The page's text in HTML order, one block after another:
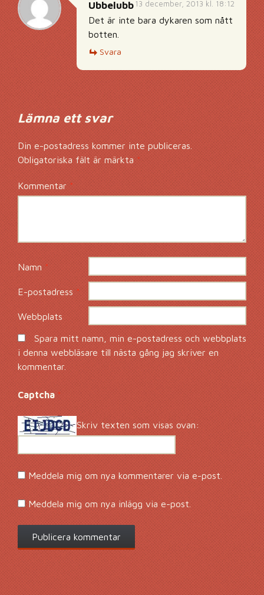
13 december, 2013 kl. 18:12
Ubbelubb
Det är inte bara dykaren som nått
botten.
Svara
Lämna ett svar
Din e-postadress kommer inte publiceras.
Obligatoriska fält är märkta*
Kommentar*
Namn *
E-postadress*
Webbplats
Spara mitt namn, min e-postadress och webbplats
i denna webbläsare till nästa gång jag skriver en
kommentar.
Captcha*
Skriv texten som visas ovan:
Meddela mig om nya kommentarer via e-post.
Meddela mig om nya inlägg via e-post.